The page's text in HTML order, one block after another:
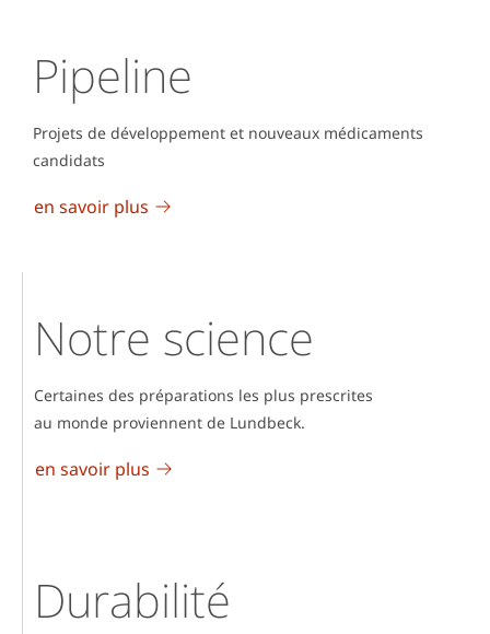
Pipeline
Projets de développement et nouveaux médicaments
candidats
en savoir plus
Notre science
Certaines des préparations les plus prescrites
au monde proviennent de Lundbeck.
en savoir plus
Durabilité